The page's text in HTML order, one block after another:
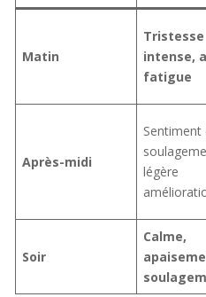
Matin
Tristesse
intense,
fatigue
Après-midi
Sentiment
légère
Soir
Calme,